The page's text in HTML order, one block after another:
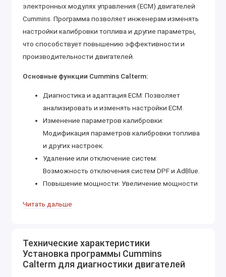
электронных модулях управления (ECM) двигателей
Cummins. Программа позволяет инженерам изменять
настройки калибровки топлива и другие параметры,
что способствует повышению эффективности и
производительности двигателей.
Основные функции Cummins Calterm:
Диагностика и адаптация ECM: Позволяет
анализировать и изменять настройки ECM.
Изменение параметров калибровки:
Модификация параметров калибровки топлива
и других настроек.
Удаление или отключение систем:
Возможность отключения систем DPF и AdBlue.
Повышение мощности: Увеличение мощности
Поддержка различных интерфейсов:
Системные требования:
Операционная система: Windows 10/11 64-бит.
Жёсткий диск: Не менее 20 ГБ свободного
Читать дальше
Технические характеристики
Установка программы Cummins
Calterm для диагностики двигателей